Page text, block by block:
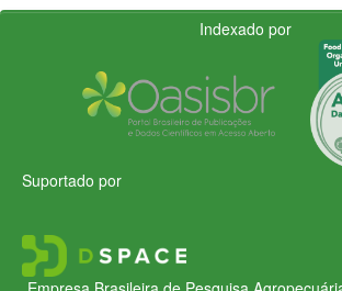
Indexado por
Suportado por